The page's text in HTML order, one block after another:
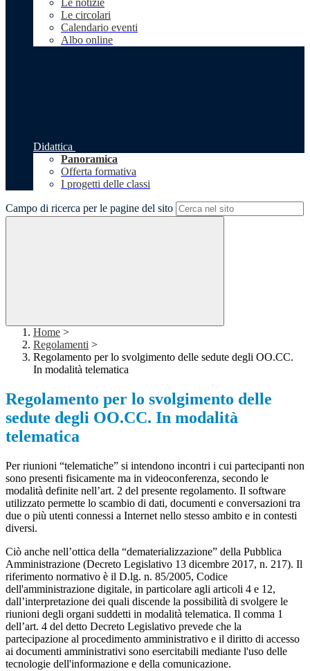
Le notizie
Le circolari
Calendario eventi
Albo online
Didattica
Panoramica
Offerta formativa
I progetti delle classi
Campo di ricerca per le pagine del sito
Home >
Regolamenti >
Regolamento per lo svolgimento delle sedute degli OO.CC.
In modalità telematica
Regolamento per lo svolgimento delle
sedute degli OO.CC. In modalità
telematica
Per riunioni “telematiche” si intendono incontri i cui partecipanti non
sono presenti fisicamente ma in videoconferenza, secondo le
modalità definite nell’art. 2 del presente regolamento. Il software
utilizzato permette lo scambio di dati, documenti e conversazioni tra
due o più utenti connessi a Internet nello stesso ambito e in contesti
diversi.
Ciò anche nell’ottica della “dematerializzazione” della Pubblica
Amministrazione (Decreto Legislativo 13 dicembre 2017, n. 217). Il
riferimento normativo è il D.lg. n. 85/2005, Codice
dell'amministrazione digitale, in particolare agli articoli 4 e 12,
dall’interpretazione dei quali discende la possibilità di svolgere le
riunioni degli organi suddetti in modalità telematica. Il comma 1
dell’art. 4 del detto Decreto Legislativo prevede che la
partecipazione al procedimento amministrativo e il diritto di accesso
ai documenti amministrativi sono esercitabili mediante l'uso delle
tecnologie dell'informazione e della comunicazione.